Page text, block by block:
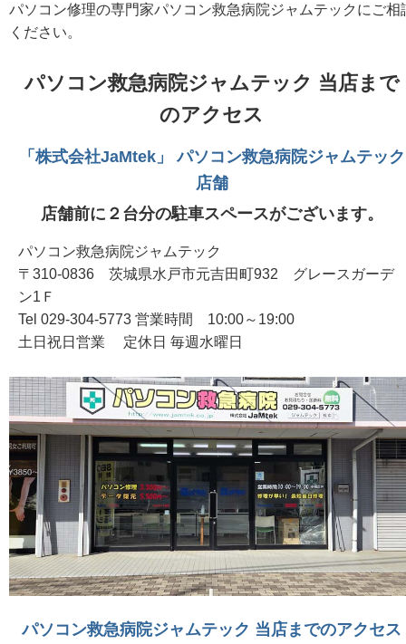
パソコン修理の専門家パソコン救急病院ジャムテックにご相
ください。
パソコン救急病院ジャムテック 当店まで
のアクセス
「株式会社JaMtek」 パソコン救急病院ジャムテック
店舗
店舗前に２台分の駐車スペースがございます。
パソコン救急病院ジャムテック
〒310-0836 茨城県水戸市元吉田町932 グレースガーデ
ン1Ｆ
Tel 029-304-5773 営業時間 10:00～19:00
土日祝日営業 定休日 毎週水曜日
パソコン救急病院ジャムテック 当店までのアクセス